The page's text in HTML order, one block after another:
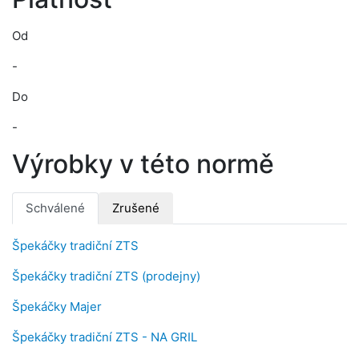
Od
-
Do
-
Výrobky v této normě
Schválené Zrušené
Špekáčky tradiční ZTS
Špekáčky tradiční ZTS (prodejny)
Špekáčky Majer
Špekáčky tradiční ZTS - NA GRIL